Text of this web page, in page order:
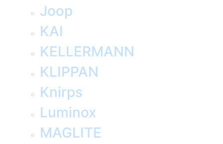
Joop
KAI
KELLERMANN
KLIPPAN
Knirps
Luminox
MAGLITE